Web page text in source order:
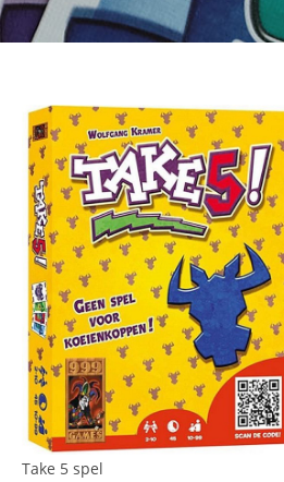
Take 5 spel